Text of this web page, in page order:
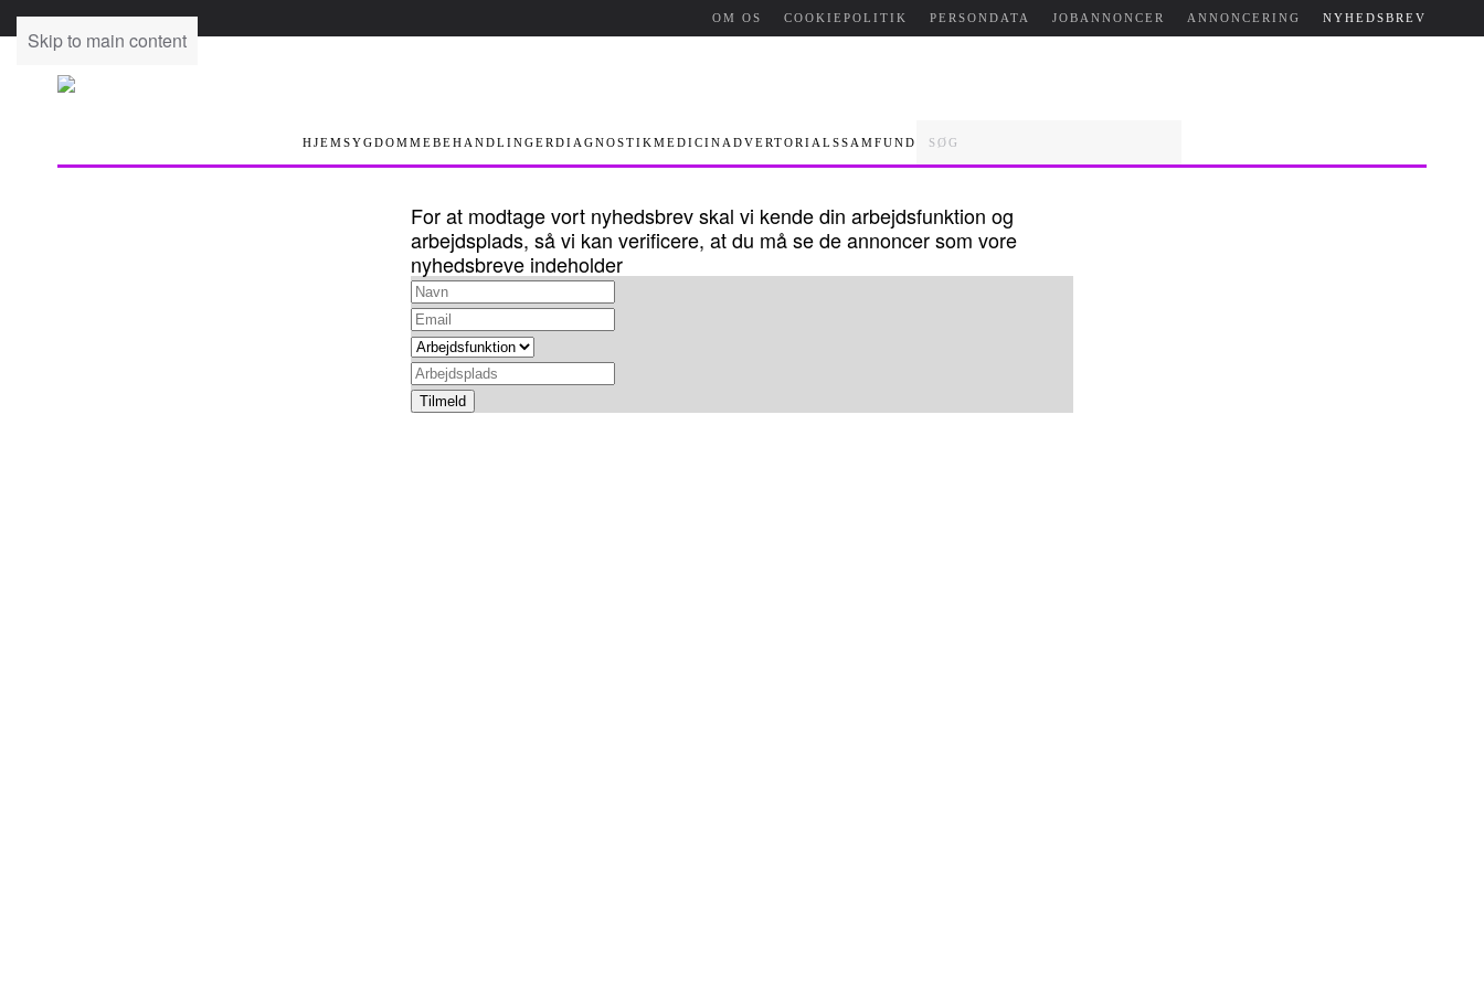
Skip to main content
OM OS COOKIEPOLITIK PERSONDATA JOBANNONCER ANNONCERING NYHEDSBREV
HJEMSYGDOMMEBEHANDLINGER DIAGNOSTIKMEDICIN ADVERTORIALSSAMFUND
For at modtage vort nyhedsbrev skal vi kende din arbejdsfunktion og
arbejdsplads, så vi kan verificere, at du må se de annoncer som vore
nyhedsbreve indeholder
Tilmeld